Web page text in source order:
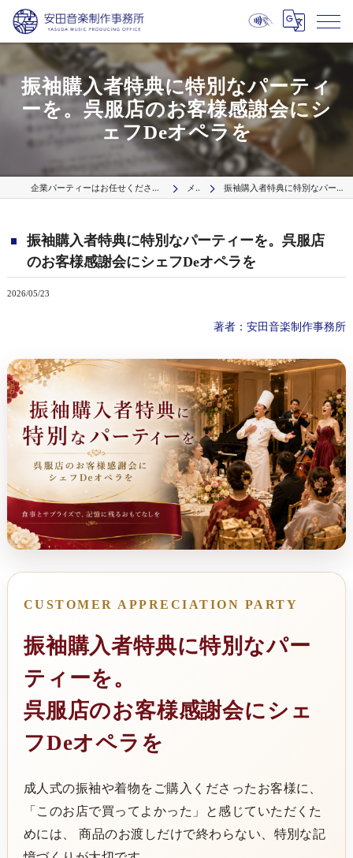
振袖購入者特典に特別なパーティ
ーを。呉服店のお客様感謝会にシ
ェフDeオペラを
企業パーティーはお任せください プロの出張演奏サービス【波】／国内9拠点より全国へ メディア 振袖購入者特典に特別なパーティーを。呉服店のお客様感謝会にシェフDeオペラを
振袖購入者特典に特別なパーティーを。呉服店
のお客様感謝会にシェフDeオペラを
2026/05/23
著者：安田音楽制作事務所
CUSTOMER APPRECIATION PARTY
振袖購入者特典に特別なパー
ティーを。
呉服店のお客様感謝会にシェ
フDeオペラを
成人式の振袖や着物をご購入くださったお客様に、
「このお店で買ってよかった」と感じていただくた
めには、 商品のお渡しだけで終わらない、特別な記